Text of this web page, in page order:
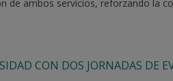
de ambos servicios, reforzando la
CON DOS JORNADAS DE